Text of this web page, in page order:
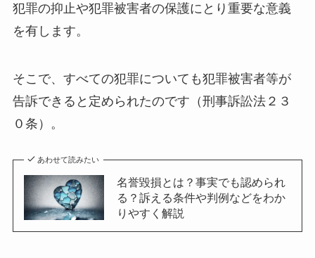
犯罪の抑止や犯罪被害者の保護にとり重要な意義
を有します。
そこで、すべての犯罪についても犯罪被害者等が
告訴できると定められたのです（刑事訴訟法２３
０条）。
あわせて読みたい
名誉毀損とは？事実でも認められ
る？訴える条件や判例などをわか
りやすく解説